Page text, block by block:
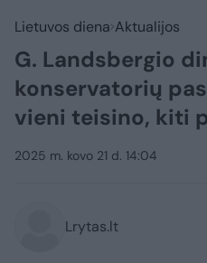
Lietuvos diena Aktualijos
G. Landsbergio
konservatorių
vieni teisino, kiti
2025 m. kovo 21 d. 14:04
Lrytas.lt